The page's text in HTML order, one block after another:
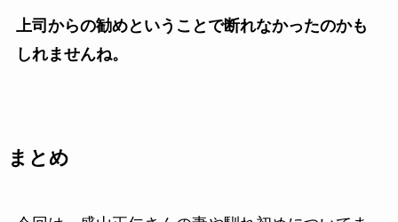
上司からの勧めということで断れなかったのかも
しれませんね。
まとめ